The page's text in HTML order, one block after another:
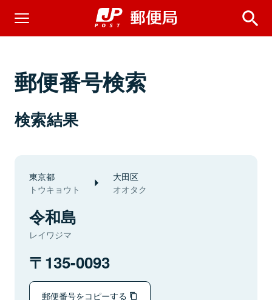
郵便番号検索
検索結果
東京都
トウキョウト
大田区
オオタク
令和島
レイワジマ
135-0093
郵便番号をコピーする